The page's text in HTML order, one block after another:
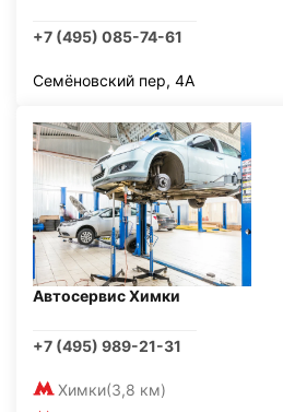
+7 (495) 085-74-61
Семёновский пер, 4А
Автосервис Химки
+7 (495) 989-21-31
Химки(3,8 км)